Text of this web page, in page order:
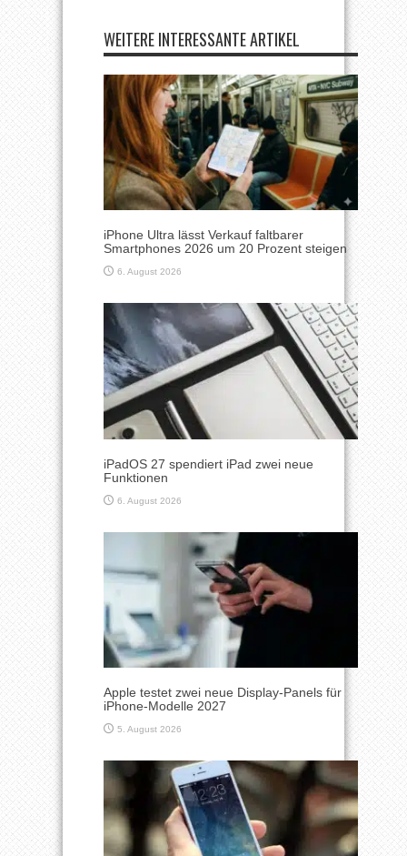
WEITERE INTERESSANTE ARTIKEL
iPhone Ultra lässt Verkauf faltbarer
Smartphones 2026 um 20 Prozent steigen
6. August 2026
iPadOS 27 spendiert iPad zwei neue
Funktionen
6. August 2026
Apple testet zwei neue Display-Panels für
iPhone-Modelle 2027
5. August 2026